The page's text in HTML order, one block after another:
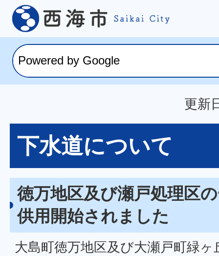
更新
下水道について
徳万地区及び瀬戸処理区
供用開始されました
大島町徳万地区及び大瀬戸町緑